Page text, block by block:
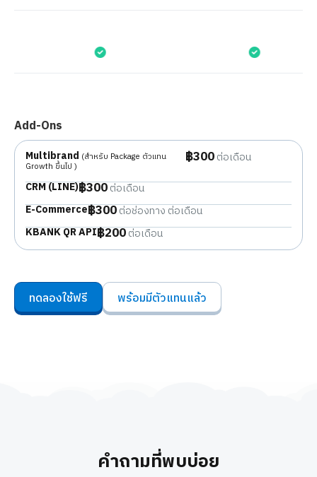
Add-Ons
Multibrand (สำหรับ Package ตัวแทน
Growth ขึ้นไป ) ฿300ต่อเดือน
CRM (LINE)฿300ต่อเดือน
E-Commerce฿300ต่อช่องทาง ต่อเดือน
KBANK QR API฿200ต่อเดือน
ทดลองใช้ฟรี พร้อมมีตัวแทนแล้ว
คำถามที่พบบ่อย